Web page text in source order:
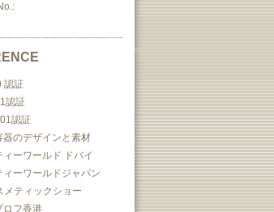
認証
認証
認証
器のデザインと素材
ィーワールド ドバイ
ィーワールドジャパン
メティックショー
ロフ香港